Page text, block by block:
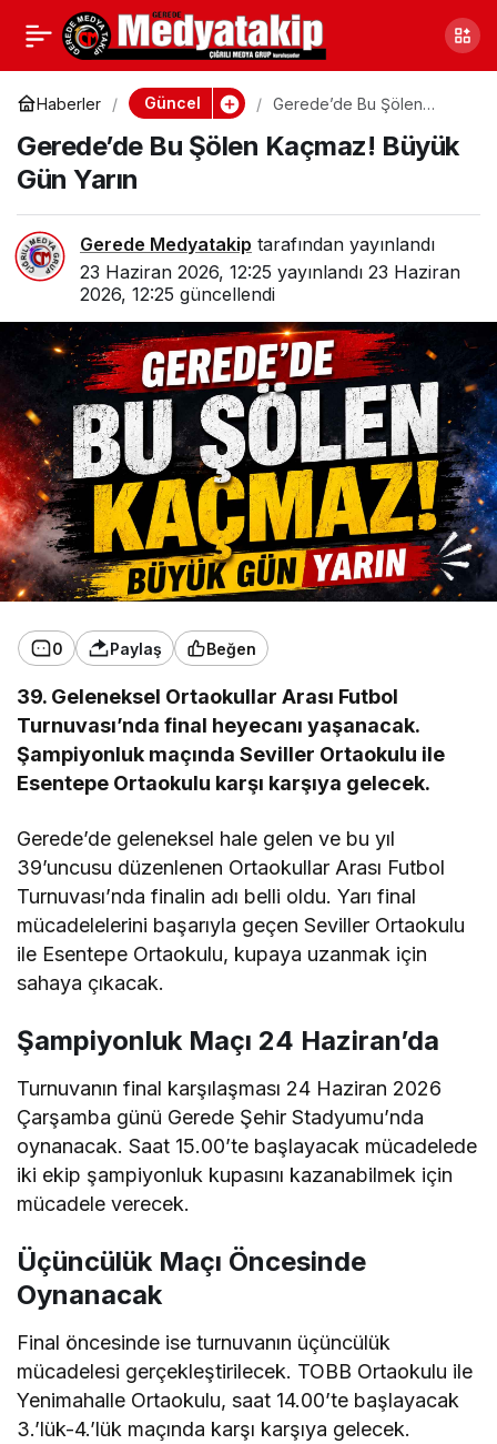
Haberler Güncel
Gerede’de Bu Şölen
Gerede’de Bu Şölen Kaçmaz! Büyük
Gün Yarın
Gerede Medyatakip tarafından yayınlandı
23 Haziran 2026, 12:25 yayınlandı 23 Haziran
2026, 12:25 güncellendi
0 Paylaş Beğen
39. Geleneksel Ortaokullar Arası Futbol
Turnuvası’nda final heyecanı yaşanacak.
Şampiyonluk maçında Seviller Ortaokulu ile
Esentepe Ortaokulu karşı karşıya gelecek.
Gerede’de geleneksel hale gelen ve bu yıl
39’uncusu düzenlenen Ortaokullar Arası Futbol
Turnuvası’nda finalin adı belli oldu. Yarı final
mücadelelerini başarıyla geçen Seviller Ortaokulu
ile Esentepe Ortaokulu, kupaya uzanmak için
sahaya çıkacak.
Şampiyonluk Maçı 24 Haziran’da
Turnuvanın final karşılaşması 24 Haziran 2026
Çarşamba günü Gerede Şehir Stadyumu’nda
oynanacak. Saat 15.00’te başlayacak mücadelede
iki ekip şampiyonluk kupasını kazanabilmek için
mücadele verecek.
Üçüncülük Maçı Öncesinde
Oynanacak
Final öncesinde ise turnuvanın üçüncülük
mücadelesi gerçekleştirilecek. TOBB Ortaokulu ile
Yenimahalle Ortaokulu, saat 14.00’te başlayacak
3.’lük-4.’lük maçında karşı karşıya gelecek.
Gerede Birçok İlden 200
Kişiyi Ağırladı
Paylaş